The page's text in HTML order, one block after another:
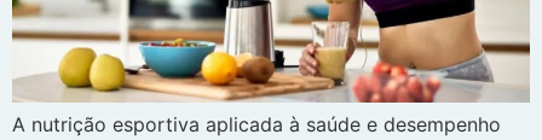
A nutrição esportiva aplicada à saúde e desempenho